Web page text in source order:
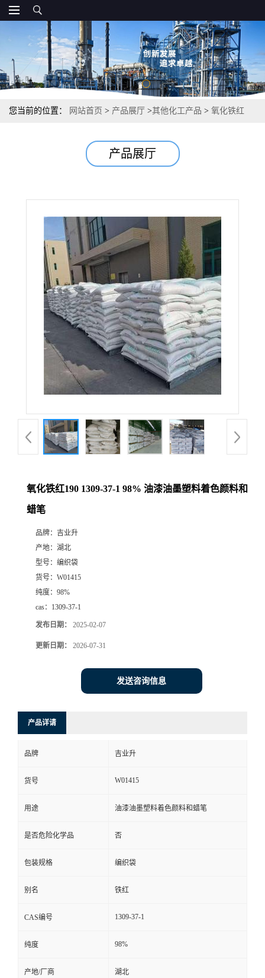
您当前的位置： 网站首页 > 产品展厅 >其他化工产品 > 氧化铁红
产品展厅
氧化铁红190 1309-37-1 98% 油漆油墨塑料着色颜料和
蜡笔
品牌： 吉业升
产地： 湖北
型号： 编织袋
货号： W01415
纯度： 98%
cas： 1309-37-1
发布日期： 2025-02-07
更新日期： 2026-07-31
发送咨询信息
产品详请
品牌 吉业升
货号 W01415
用途 油漆油墨塑料着色颜料和蜡笔
是否危险化学品 否
包装规格 编织袋
别名 铁红
CAS编号 1309-37-1
纯度 98%
产地/厂商 湖北